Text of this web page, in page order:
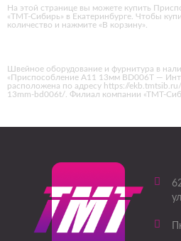
На этой странице вы можете купить
«ТМТ-Сибирь» в Екатеринбурге. Чтобы
количество и нажмите «В корзину».
Швейное оборудование и фурнитура в
«Приспособление А11 13мм BD006T —
расположена по адресу https://
13mm-bd006t/. Филиал компании «ТМТ-